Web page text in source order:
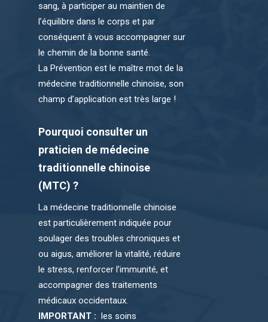
sang, à participer au maintien de
l’équilibre dans le corps et par
conséquent à vous accompagner sur
le chemin de la bonne santé.
La Prévention est le maître mot de la
médecine traditionnelle chinoise, son
champ d’application est très large !
Pourquoi consulter un
praticien de médecine
traditionnelle chinoise
(MTC) ?
La médecine traditionnelle chinoise
est particulièrement indiquée pour
soulager des troubles chroniques et
ou aigus, améliorer la vitalité, réduire
le stress, renforcer l’immunité, et
accompagner des traitements
médicaux occidentaux.
IMPORTANT : les soins